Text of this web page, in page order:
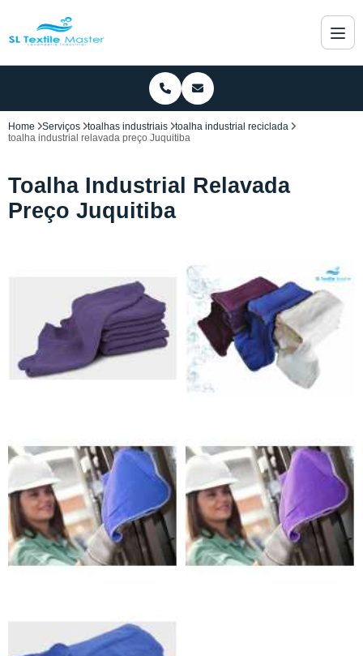
Home Serviços toalhas industriais
toalha industrial reciclada
toalha industrial relavada preço Juquitiba
Toalha Industrial Relavada
Preço Juquitiba